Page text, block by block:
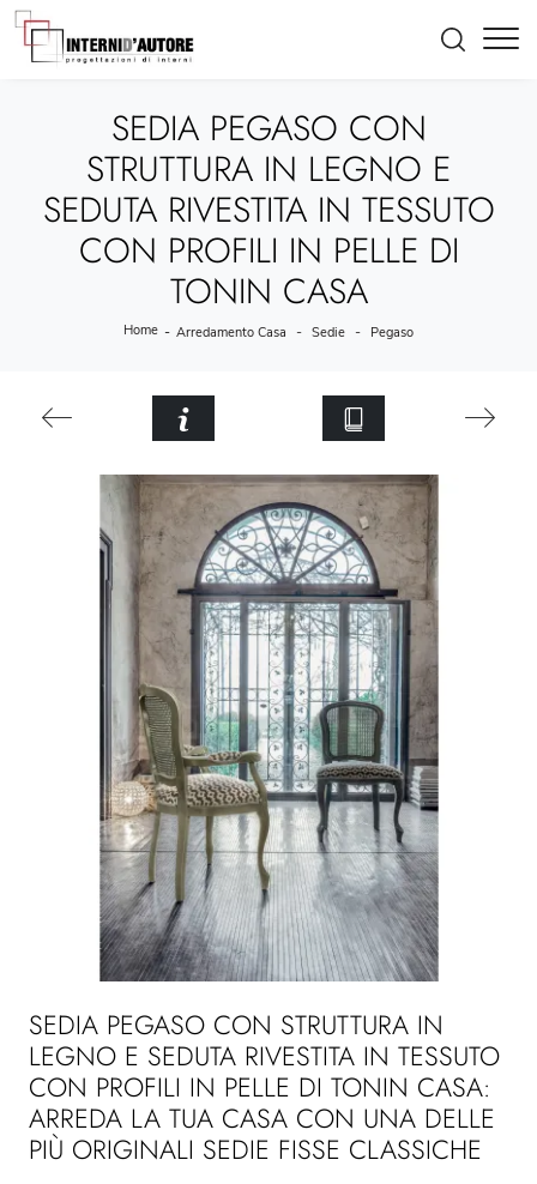
SEDIA PEGASO CON
STRUTTURA IN LEGNO E
SEDUTA RIVESTITA IN TESSUTO
CON PROFILI IN PELLE DI
TONIN CASA
Home - Arredamento Casa - Sedie - Pegaso
SEDIA PEGASO CON STRUTTURA IN
LEGNO E SEDUTA RIVESTITA IN TESSUTO
CON PROFILI IN PELLE DI TONIN CASA:
ARREDA LA TUA CASA CON UNA DELLE
PIÙ ORIGINALI SEDIE FISSE CLASSICHE